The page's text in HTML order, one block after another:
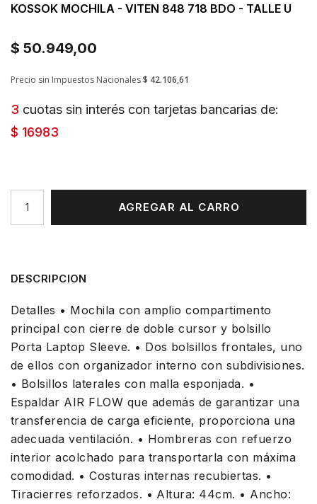
KOSSOK MOCHILA - VITEN 848 718 BDO - TALLE U
$ 50.949,00
Precio sin Impuestos Nacionales$ 42.106,61
3 cuotas sin interés con tarjetas bancarias de:
$ 16983
AGREGAR AL CARRO
DESCRIPCION
Detalles • Mochila con amplio compartimento
principal con cierre de doble cursor y bolsillo
Porta Laptop Sleeve. • Dos bolsillos frontales, uno
de ellos con organizador interno con subdivisiones.
• Bolsillos laterales con malla esponjada. •
Espaldar AIR FLOW que además de garantizar una
transferencia de carga eficiente, proporciona una
adecuada ventilación. • Hombreras con refuerzo
interior acolchado para transportarla con máxima
comodidad. • Costuras internas recubiertas. •
Tiracierres reforzados. • Altura: 44cm. • Ancho: